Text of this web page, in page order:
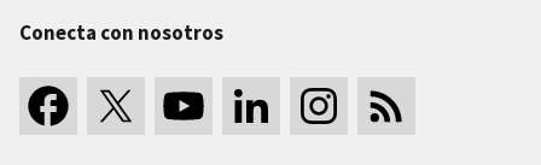
Conecta con nosotros